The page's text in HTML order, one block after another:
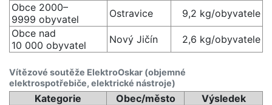
Obce 2000–
9999 obyvatel
Ostravice
9,2 kg/obyvatele
Obce nad
10 000 obyvatel
Nový Jičín 2,6 kg/obyvatele
Vítězové soutěže ElektroOskar (objemné
elektrospotřebiče, elektrické nástroje)
Kategorie Obec/město
Výsledek